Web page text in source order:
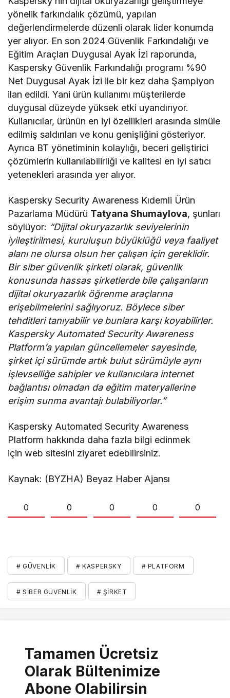
yönelik farkındalık çözümü, yapılan
değerlendirmelerde düzenli olarak lider konumda
yer alıyor. En son 2024 Güvenlik Farkındalığı ve
Eğitim Araçları Duygusal Ayak İzi raporunda,
Kaspersky Güvenlik Farkındalığı programı %90
Net Duygusal Ayak İzi ile bir kez daha Şampiyon
ilan edildi. Yani ürün kullanımı müşterilerde
duygusal düzeyde yüksek etki uyandırıyor.
Kullanıcılar, ürünün en iyi özellikleri arasında simüle
edilmiş saldırıları ve konu genişliğini gösteriyor.
Ayrıca BT yönetiminin kolaylığı, beceri geliştirici
çözümlerin kullanılabilirliği ve kalitesi en iyi satıcı
yetenekleri arasında yer alıyor.
Kaspersky Security Awareness Kıdemli Ürün
Pazarlama Müdürü Tatyana Shumaylova, şunları
söylüyor: “Dijital okuryazarlık seviyelerinin
iyileştirilmesi, kuruluşun büyüklüğü veya faaliyet
alanı ne olursa olsun her çalışan için gereklidir.
Bir siber güvenlik şirketi olarak, güvenlik
konusunda hassas şirketlerde bile çalışanların
dijital okuryazarlık öğrenme araçlarına
erişebilmelerini sağlıyoruz. Böylece siber
tehditleri tanıyabilir ve bunlara karşı koyabilirler.
Kaspersky Automated Security Awareness
Platform’a yapılan güncellemeler sayesinde,
şirket içi sürümde artık bulut sürümüyle aynı
işlevselliğe sahipler ve kullanıcılara internet
bağlantısı olmadan da eğitim materyallerine
erişim sunma avantajı bulabiliyorlar.”
Kaspersky Automated Security Awareness
Platform hakkında daha fazla bilgi edinmek
için web sitesini ziyaret edebilirsiniz.
Kaynak: (BYZHA) Beyaz Haber Ajansı
0 0 0 0 0
# GÜVENLIK # KASPERSKY # PLATFORM
# SIBER GÜVENLIK # ŞIRKET
Tamamen Ücretsiz
Olarak Bültenimize
Abone Olabilirsin